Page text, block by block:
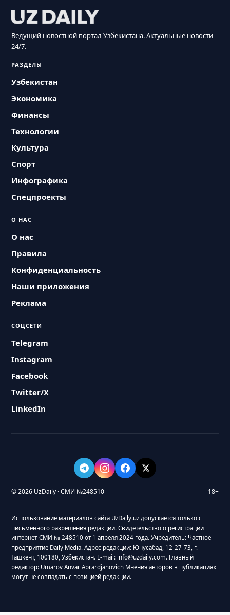
Ведущий новостной портал Узбекистана. Актуальные новости
24/7.
РАЗДЕЛЫ
Узбекистан
Экономика
Финансы
Технологии
Культура
Спорт
Инфографика
Спецпроекты
О НАС
О нас
Правила
Конфиденциальность
Наши приложения
Реклама
СОЦСЕТИ
Telegram
Instagram
Facebook
Twitter/X
LinkedIn
© 2026 UzDaily · СМИ №248510 18+
Использование материалов сайта UzDaily.uz допускается только с
письменного разрешения редакции. Свидетельство о регистрации
интернет-СМИ № 248510 от 1 апреля 2024 года. Учредитель: Частное
предприятие Daily Media. Адрес редакции: Юнусабад, 12-27-73, г.
Ташкент, 100180, Узбекистан. E-mail: info@uzdaily.com. Главный
редактор: Umarov Anvar Abrardjanovich Мнения авторов в публикациях
могут не совпадать с позицией редакции.